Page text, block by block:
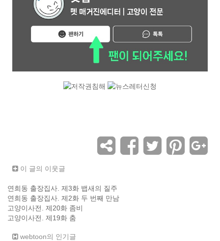
이 글의 이웃글
연희동 출장집사. 제3화 뱁새의 질주
연희동 출장집사. 제2화 두 번째 만남
고양이사전. 제20화 좀비
고양이사전. 제19화 춤
webtoon의 인기글